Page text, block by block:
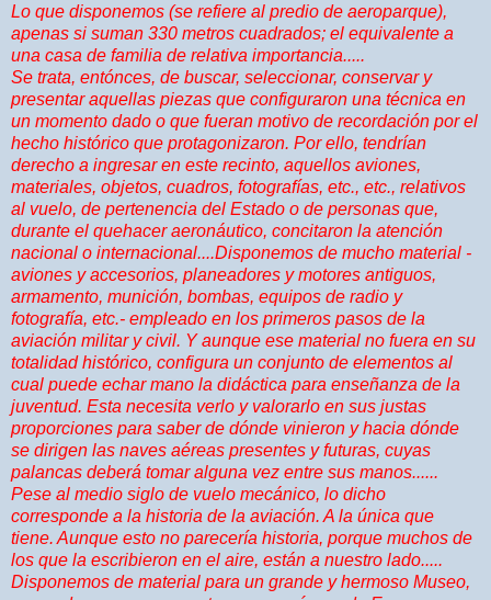
Lo que disponemos (se refiere al predio de aeroparque),
apenas si suman 330 metros cuadrados; el equivalente a
una casa de familia de relativa importancia.....
Se trata, entónces, de buscar, seleccionar, conservar y
presentar aquellas piezas que configuraron una técnica en
un momento dado o que fueran motivo de recordación por el
hecho histórico que protagonizaron. Por ello, tendrían
derecho a ingresar en este recinto, aquellos aviones,
materiales, objetos, cuadros, fotografías, etc., etc., relativos
al vuelo, de pertenencia del Estado o de personas que,
durante el quehacer aeronáutico, concitaron la atención
nacional o internacional....Disponemos de mucho material -
aviones y accesorios, planeadores y motores antiguos,
armamento, munición, bombas, equipos de radio y
fotografía, etc.- empleado en los primeros pasos de la
aviación militar y civil. Y aunque ese material no fuera en su
totalidad histórico, configura un conjunto de elementos al
cual puede echar mano la didáctica para enseñanza de la
juventud. Esta necesita verlo y valorarlo en sus justas
proporciones para saber de dónde vinieron y hacia dónde
se dirigen las naves aéreas presentes y futuras, cuyas
palancas deberá tomar alguna vez entre sus manos......
Pese al medio siglo de vuelo mecánico, lo dicho
corresponde a la historia de la aviación. A la única que
tiene. Aunque esto no parecería historia, porque muchos de
los que la escribieron en el aire, están a nuestro lado.....
Disponemos de material para un grande y hermoso Museo,